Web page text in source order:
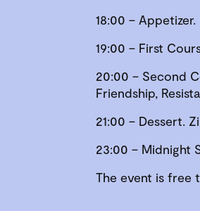
18:00 –
19:00 – First
20:00 – Second
Friendship,
21:00 – Dessert.
23:00 – Midnight
The event is free